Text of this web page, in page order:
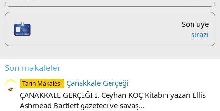
Son üye
şirazi
Son makaleler
Tarih Makalesi
Çanakkale Gerçeği
ÇANAKKALE GERÇEĞİ İ. Ceyhan KOÇ Kitabın yazarı Ellis
Ashmead Bartlett gazeteci ve savaş...